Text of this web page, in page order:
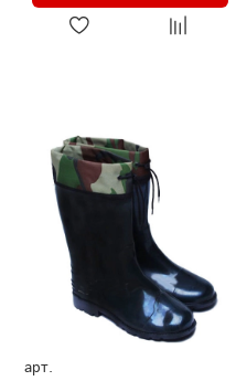
арт.